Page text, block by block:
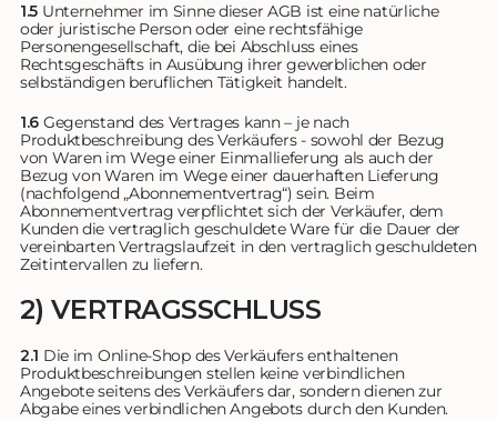
1.5 Unternehmer im Sinne dieser AGB ist eine natürliche
oder juristische Person oder eine rechtsfähige
Personengesellschaft, die bei Abschluss eines
Rechtsgeschäfts in Ausübung ihrer gewerblichen oder
selbständigen beruflichen Tätigkeit handelt.
1.6 Gegenstand des Vertrages kann – je nach
Produktbeschreibung des Verkäufers - sowohl der Bezug
von Waren im Wege einer Einmallieferung als auch der
Bezug von Waren im Wege einer dauerhaften Lieferung
(nachfolgend „Abonnementvertrag“) sein. Beim
Abonnementvertrag verpflichtet sich der Verkäufer, dem
Kunden die vertraglich geschuldete Ware für die Dauer der
vereinbarten Vertragslaufzeit in den vertraglich geschuldeten
Zeitintervallen zu liefern.
2) VERTRAGSSCHLUSS
2.1 Die im Online-Shop des Verkäufers enthaltenen
Produktbeschreibungen stellen keine verbindlichen
Angebote seitens des Verkäufers dar, sondern dienen zur
Abgabe eines verbindlichen Angebots durch den Kunden.